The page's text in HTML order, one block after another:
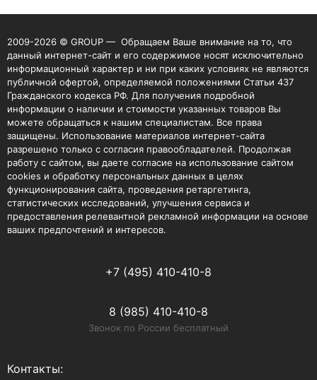
2009-2026 © GROUP — Обращаем Ваше внимание на то, что
данный интернет-сайт и его содержимое носят исключительно
информационный характер и ни при каких условиях не являются
публичной офертой, определяемой положениями Статьи 437
Гражданского кодекса РФ. Для получения подробной
информации о наличии и стоимости указанных товаров Вы
можете обращаться к нашим специалистам. Все права
защищены. Использование материалов интернет-сайта
разрешено только с согласия правообладателей. Продолжая
работу с сайтом, вы даете согласие на использование сайтом
cookies и обработку персональных данных в целях
функционирования сайта, проведения ретаргетинга,
статистических исследований, улучшения сервиса и
предоставления релевантной рекламной информации на основе
ваших предпочтений и интересов.
+7 (495) 410-410-8
8 (985) 410-410-8
Звонок по России бесплатный
Контакты: